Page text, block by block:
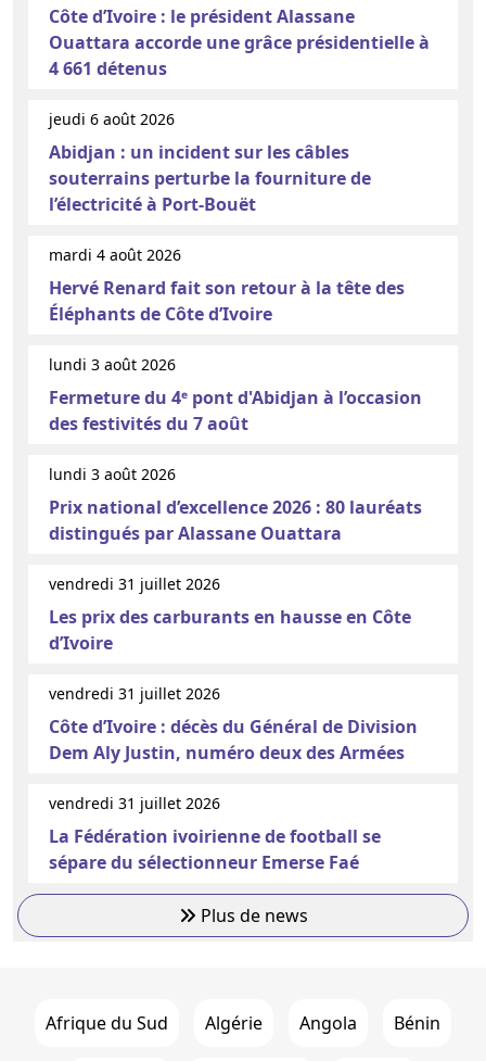
Côte d’Ivoire : le président Alassane
Ouattara accorde une grâce présidentielle à
4 661 détenus
jeudi 6 août 2026
Abidjan : un incident sur les câbles
souterrains perturbe la fourniture de
l’électricité à Port-Bouët
mardi 4 août 2026
Hervé Renard fait son retour à la tête des
Éléphants de Côte d’Ivoire
lundi 3 août 2026
Fermeture du 4ᵉ pont d'Abidjan à l’occasion
des festivités du 7 août
lundi 3 août 2026
Prix national d’excellence 2026 : 80 lauréats
distingués par Alassane Ouattara
vendredi 31 juillet 2026
Les prix des carburants en hausse en Côte
d’Ivoire
vendredi 31 juillet 2026
Côte d’Ivoire : décès du Général de Division
Dem Aly Justin, numéro deux des Armées
vendredi 31 juillet 2026
La Fédération ivoirienne de football se
sépare du sélectionneur Emerse Faé
Plus de news
Afrique du Sud Algérie Angola Bénin